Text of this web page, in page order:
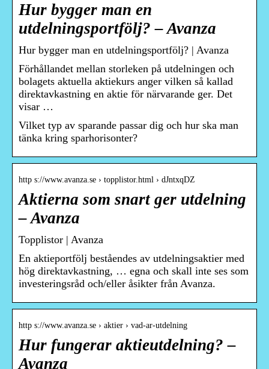
Hur bygger man en
utdelningsportfölj? – Avanza
Hur bygger man en utdelningsportfölj? | Avanza
Förhållandet mellan storleken på utdelningen och
bolagets aktuella aktiekurs anger vilken så kallad
direktavkastning en aktie för närvarande ger. Det
visar …
Vilket typ av sparande passar dig och hur ska man
tänka kring sparhorisonter?
http s://www.avanza.se › topplistor.html › dJntxqDZ
Aktierna som snart ger utdelning
– Avanza
Topplistor | Avanza
En aktieportfölj beståendes av utdelningsaktier med
hög direktavkastning, … egna och skall inte ses som
investeringsråd och/eller åsikter från Avanza.
http s://www.avanza.se › aktier › vad-ar-utdelning
Hur fungerar aktieutdelning? –
Avanza